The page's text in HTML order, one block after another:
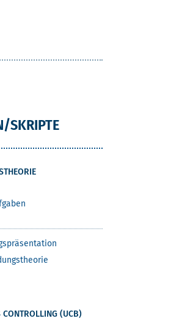
SKRIPTE
CONTROLLING (UCB)